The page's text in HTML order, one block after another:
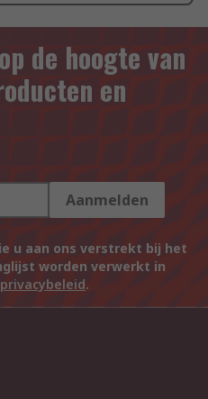
de hoogte van
en
Aanmelden
u aan ons verstrekt bij het
worden verwerkt in
privacybeleid.